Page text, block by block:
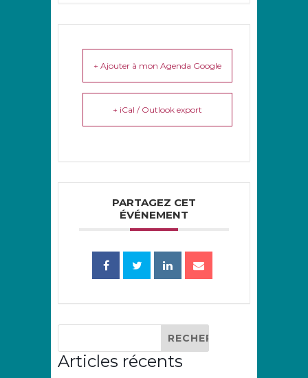
+ Ajouter à mon Agenda Google
+ iCal / Outlook export
PARTAGEZ CET
ÉVÉNEMENT
Articles récents